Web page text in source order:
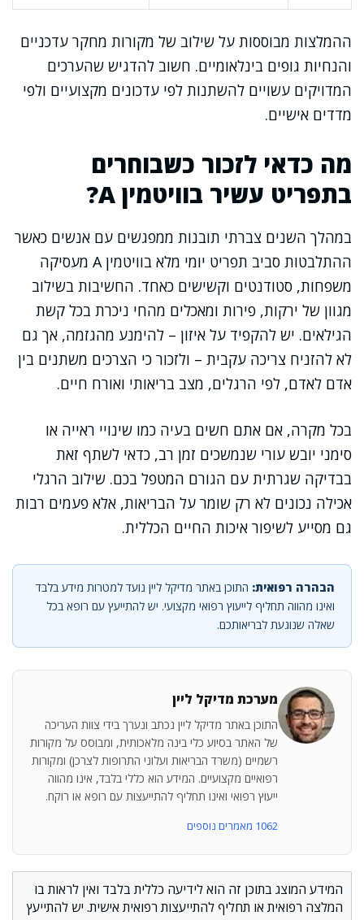
ההמלצות מבוססות על שילוב של מקורות מחקר עדכניים
והנחיות גופים בינלאומיים. חשוב להדגיש שהערכים
המדויקים עשויים להשתנות לפי עדכונים מקצועיים ולפי
מדדים אישיים.
מה כדאי לזכור כשבוחרים
בתפריט עשיר בוויטמין A?
במהלך השנים צברתי תובנות ממפגשים עם אנשים כאשר
ההתלבטות סביב תפריט יומי מלא בוויטמין A מעסיקה
משפחות, סטודנטים וקשישים כאחד. החשיבות בשילוב
מגוון של ירקות, פירות ומאכלים מהחי ניכרת בכל קשת
הגילאים. יש להקפיד על איזון – להימנע מהגזמה, אך גם
לא להזניח צריכה עקבית – ולזכור כי הצרכים משתנים בין
אדם לאדם, לפי הרגלים, מצב בריאותי ואורח חיים.
בכל מקרה, אם אתם חשים בעיה כמו שינויי ראייה או
סימני יובש עורי שנמשכים זמן רב, כדאי לשתף זאת
בבדיקה שגרתית עם הגורם המטפל בכם. שילוב הרגלי
אכילה נכונים לא רק שומר על הבריאות, אלא פעמים רבות
גם מסייע לשיפור איכות החיים הכללית.
הבהרה רפואית: התוכן באתר מדיקל ליין נועד למטרות מידע בלבד
ואינו מהווה תחליף לייעוץ רפואי מקצועי. יש להתייעץ עם רופא בכל
שאלה שנוגעת לבריאותכם.
מערכת מדיקל ליין
התוכן באתר מדיקל ליין נכתב ונערך בידי צוות העריכה
של האתר בסיוע כלי בינה מלאכותית, ומבוסס על מקורות
רשמיים (משרד הבריאות ועלוני התרופות לצרכן) ומקורות
רפואיים מקצועיים. המידע הוא כללי בלבד, אינו מהווה
ייעוץ רפואי ואינו תחליף להתייעצות עם רופא או רוקח.
1062 מאמרים נוספים
המידע המוצג בתוכן זה הוא לידיעה כללית בלבד ואין לראות בו
המלצה רפואית או תחליף להתייעצות רפואית אישית. יש להתייעץ